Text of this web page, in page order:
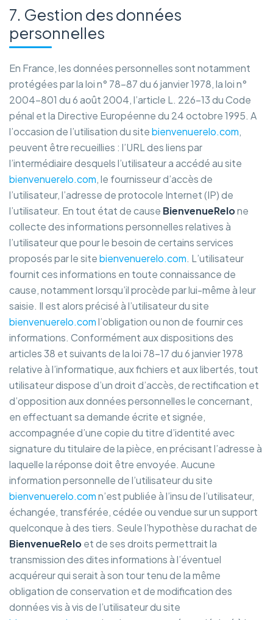
7. Gestion des données
personnelles
En France, les données personnelles sont notamment
protégées par la loi n° 78-87 du 6 janvier 1978, la loi n°
2004-801 du 6 août 2004, l’article L. 226-13 du Code
pénal et la Directive Européenne du 24 octobre 1995. A
l’occasion de l’utilisation du sitebienvenuerelo.com,
peuvent être recueillies : l’URL des liens par
l’intermédiaire desquels l’utilisateur a accédé au site
bienvenuerelo.com, le fournisseur d’accès de
l’utilisateur, l’adresse de protocole Internet (IP) de
l’utilisateur. En tout état de cause BienvenueRelone
collecte des informations personnelles relatives à
l’utilisateur que pour le besoin de certains services
proposés par le sitebienvenuerelo.com. L’utilisateur
fournit ces informations en toute connaissance de
cause, notamment lorsqu’il procède par lui-même à leur
saisie. Il est alors précisé à l’utilisateur du site
bienvenuerelo.coml’obligation ou non de fournir ces
informations. Conformément aux dispositions des
articles 38 et suivants de la loi 78-17 du 6 janvier 1978
relative à l’informatique, aux fichiers et aux libertés, tout
utilisateur dispose d’un droit d’accès, de rectification et
d’opposition aux données personnelles le concernant,
en effectuant sa demande écrite et signée,
accompagnée d’une copie du titre d’identité avec
signature du titulaire de la pièce, en précisant l’adresse à
laquelle la réponse doit être envoyée. Aucune
information personnelle de l’utilisateur du site
bienvenuerelo.comn’est publiée à l’insu de l’utilisateur,
échangée, transférée, cédée ou vendue sur un support
quelconque à des tiers. Seule l’hypothèse du rachat de
BienvenueReloet de ses droits permettrait la
transmission des dites informations à l’éventuel
acquéreur qui serait à son tour tenu de la même
obligation de conservation et de modification des
données vis à vis de l’utilisateur du site